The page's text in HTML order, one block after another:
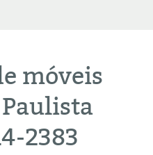
móveis
2383